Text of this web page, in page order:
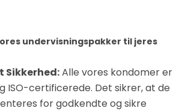
undervisningspakker til jeres
Sikkerhed:Alle vores kondomer er
ISO-certificerede. Det sikrer, at de
for godkendte og sikre